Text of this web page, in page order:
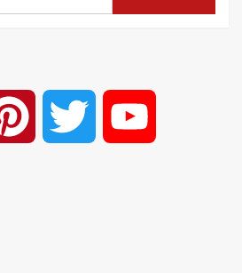
Pinterest Twitter